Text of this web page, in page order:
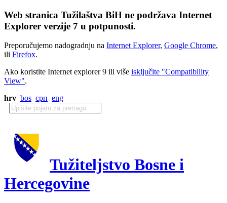
Web stranica Tužilaštva BiH ne podržava Internet
Explorer verzije 7 u potpunosti.
Preporučujemo nadogradnju na Internet Explorer, Google Chrome,
ili Firefox.
Ako koristite Internet explorer 9 ili više isključite "Compatibility
View".
hrv bos срп eng
Tužiteljstvo Bosne i
Hercegovine